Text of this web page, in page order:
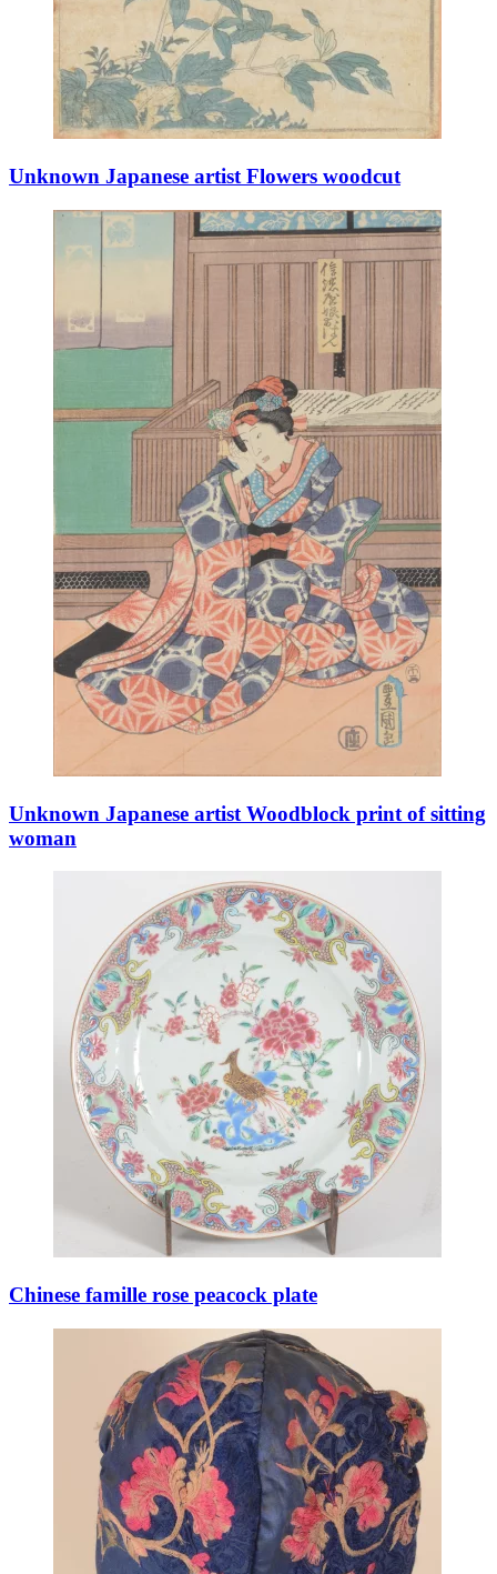
Unknown Japanese artist Flowers woodcut
Unknown Japanese artist Woodblock print of sitting
woman
Chinese famille rose peacock plate